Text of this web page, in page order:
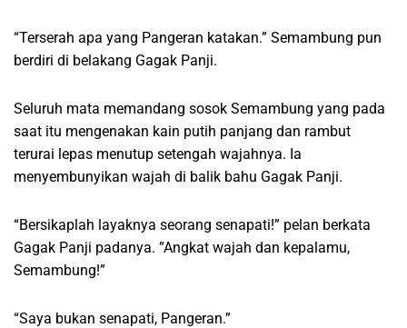
“Terserah apa yang Pangeran katakan.” Semambung pun
berdiri di belakang Gagak Panji.
Seluruh mata memandang sosok Semambung yang pada
saat itu mengenakan kain putih panjang dan rambut
terurai lepas menutup setengah wajahnya. Ia
menyembunyikan wajah di balik bahu Gagak Panji.
“Bersikaplah layaknya seorang senapati!” pelan berkata
Gagak Panji padanya. ”Angkat wajah dan kepalamu,
Semambung!”
“Saya bukan senapati, Pangeran.”